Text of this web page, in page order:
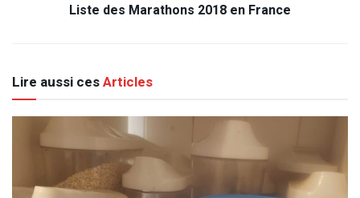
Liste des Marathons 2018 en France
Lire aussi cesArticles